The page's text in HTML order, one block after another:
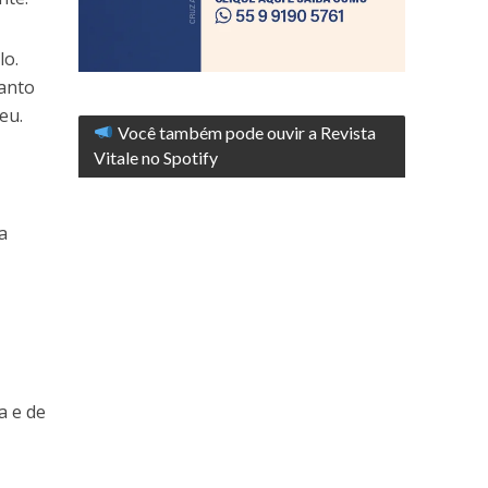
e de
Você também pode ouvir a Revista
Vitale no Spotify